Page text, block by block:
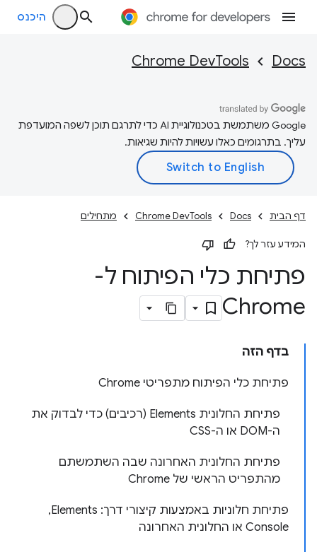
היכנס
Docs
Chrome DevTools
‫Google משתמשת בטכנולוגיית AI כדי לתרגם תוכן לשפה המועדפת
עליך. בתרגומים כאלו עשויות להיות שגיאות.
דף הבית Docs
Chrome DevTools מתחילים
המידע עזר לך?
פתיחת כלי הפיתוח ל-
Chrome
בדף הזה
פתיחת כלי הפיתוח מתפריטי Chrome
פתיחת החלונית Elements (רכיבים) כדי לבדוק את
ה-DOM או ה-CSS
פתיחת החלונית האחרונה שבה השתמשתם
מהתפריט הראשי של Chrome
פתיחת חלוניות באמצעות קיצורי דרך: Elements,‏
Console או החלונית האחרונה